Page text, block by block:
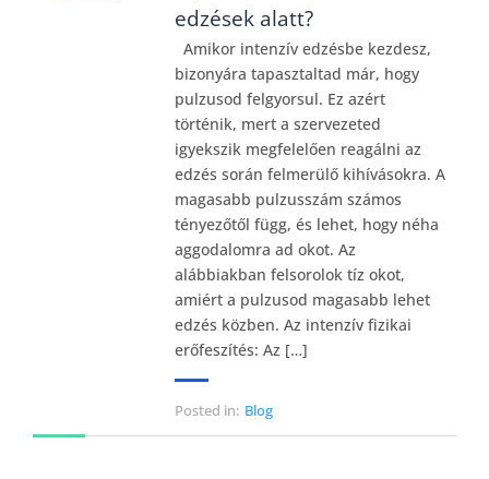
edzések alatt?
Amikor intenzív edzésbe kezdesz,
bizonyára tapasztaltad már, hogy
pulzusod felgyorsul. Ez azért
történik, mert a szervezeted
igyekszik megfelelően reagálni az
edzés során felmerülő kihívásokra. A
magasabb pulzusszám számos
tényezőtől függ, és lehet, hogy néha
aggodalomra ad okot. Az
alábbiakban felsorolok tíz okot,
amiért a pulzusod magasabb lehet
edzés közben. Az intenzív fizikai
erőfeszítés: Az […]
Posted in: Blog